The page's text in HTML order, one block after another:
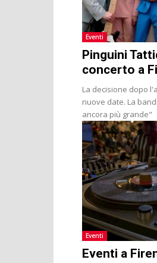
Eventi
Pinguini
concerto a
La decisione dopo
nuove date. La
ancora più grande"
Eventi
Eventi a